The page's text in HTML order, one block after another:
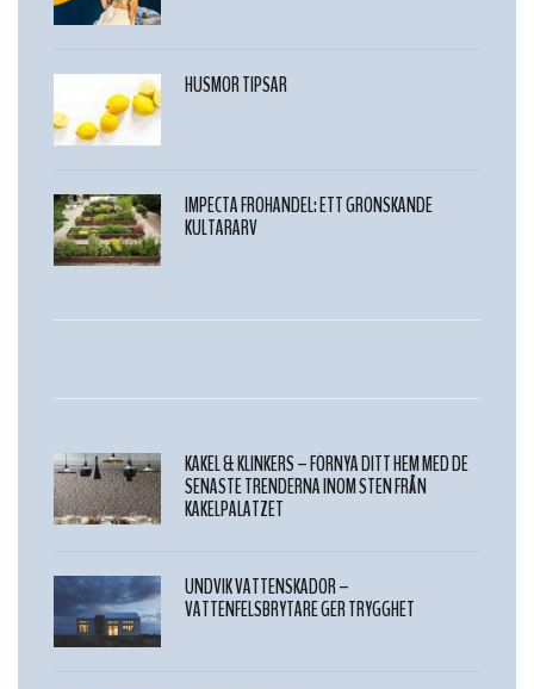
HUSMOR TIPSAR
IMPECTA FRÖHANDEL: ETT GRÖNSKANDE
KULTARARV
KAKEL & KLINKERS – FÖRNYA DITT HEM MED DE
SENASTE TRENDERNA INOM STEN FRÅN
KAKELPALATZET
UNDVIK VATTENSKADOR –
VATTENFELSBRYTARE GER TRYGGHET